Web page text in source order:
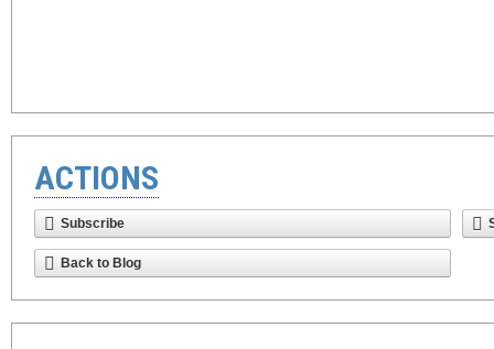
ACTIONS
Subscribe
Back to Blog